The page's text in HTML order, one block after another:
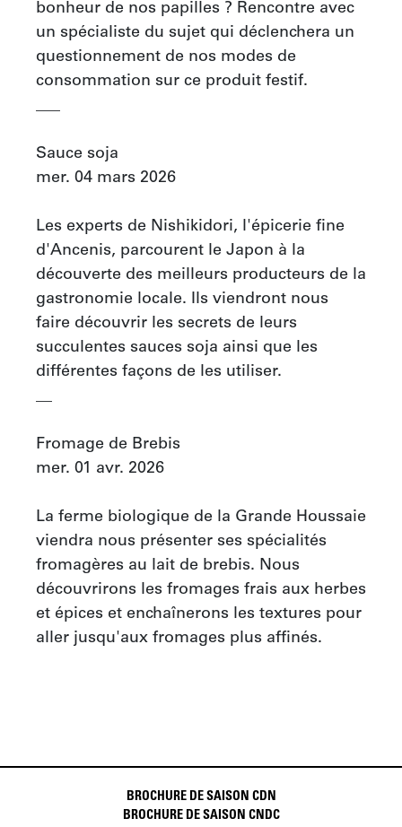
bonheur de nos papilles ? Rencontre avec
un spécialiste du sujet qui déclenchera un
questionnement de nos modes de
consommation sur ce produit festif.
Sauce soja
mer. 04 mars 2026
Les experts de Nishikidori, l'épicerie fine
d'Ancenis, parcourent le Japon à la
découverte des meilleurs producteurs de la
gastronomie locale. Ils viendront nous
faire découvrir les secrets de leurs
succulentes sauces soja ainsi que les
différentes façons de les utiliser.
Fromage de Brebis
mer. 01 avr. 2026
La ferme biologique de la Grande Houssaie
viendra nous présenter ses spécialités
fromagères au lait de brebis. Nous
découvrirons les fromages frais aux herbes
et épices et enchaînerons les textures pour
aller jusqu'aux fromages plus affinés.
BROCHURE DE SAISON CDN
BROCHURE DE SAISON CNDC